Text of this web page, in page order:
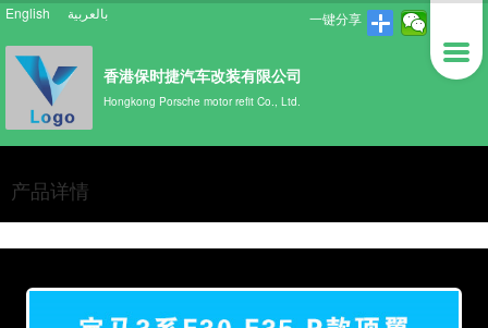
English 一键分享
香港保时捷汽车改装有限公司
Hongkong Porsche motor refit Co., Ltd.
产品详情